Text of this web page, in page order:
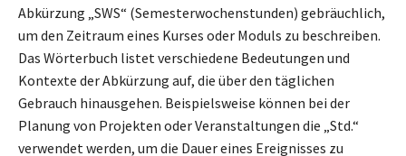
Abkürzung „SWS“ (Semesterwochenstunden) gebräuchlich,
um den Zeitraum eines Kurses oder Moduls zu beschreiben.
Das Wörterbuch listet verschiedene Bedeutungen und
Kontexte der Abkürzung auf, die über den täglichen
Gebrauch hinausgehen. Beispielsweise können bei der
Planung von Projekten oder Veranstaltungen die „Std.“
verwendet werden, um die Dauer eines Ereignisses zu